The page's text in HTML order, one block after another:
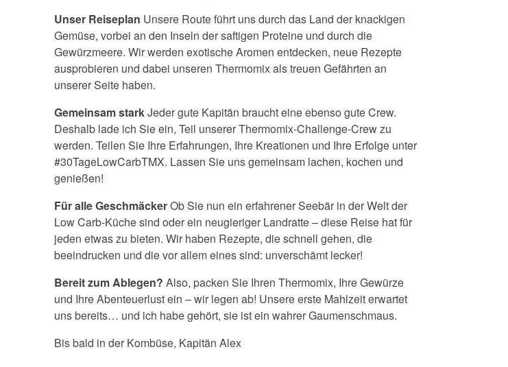
Unser Reiseplan Unsere Route führt uns durch das Land der knackigen
Gemüse, vorbei an den Inseln der saftigen Proteine und durch die
Gewürzmeere. Wir werden exotische Aromen entdecken, neue Rezepte
ausprobieren und dabei unseren Thermomix als treuen Gefährten an
unserer Seite haben.
Gemeinsam starkJeder gute Kapitän braucht eine ebenso gute Crew.
Deshalb lade ich Sie ein, Teil unserer Thermomix-Challenge-Crew zu
werden. Teilen Sie Ihre Erfahrungen, Ihre Kreationen und Ihre Erfolge unter
#30TageLowCarbTMX. Lassen Sie uns gemeinsam lachen, kochen und
genießen!
Für alle GeschmäckerOb Sie nun ein erfahrener Seebär in der Welt der
Low Carb-Küche sind oder ein neugieriger Landratte – diese Reise hat für
jeden etwas zu bieten. Wir haben Rezepte, die schnell gehen, die
beeindrucken und die vor allem eines sind: unverschämt lecker!
Bereit zum Ablegen? Also, packen Sie Ihren Thermomix, Ihre Gewürze
und Ihre Abenteuerlust ein – wir legen ab! Unsere erste Mahlzeit erwartet
uns bereits… und ich habe gehört, sie ist ein wahrer Gaumenschmaus.
Bis bald in der Kombüse, Kapitän Alex